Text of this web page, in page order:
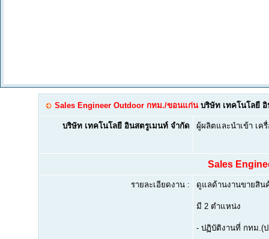
Sales Engineer Outdoor กทม./ขอนแก่นบริษัท เทคโนโลยี
บริษัท เทคโนโลยี อินสตรูเมนท์ จำกัด ผู้ผลิตและนำเข้า เค
Sales
รายละเอียดงาน : ดูแลด้านงานขายสิน
มี 2 ตำแหน่ง
- ปฏิบัติงานที่ กทม.(ป